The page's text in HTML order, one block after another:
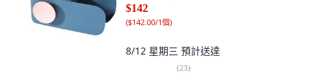
$142
($142.00/1個)
8/12 星期三 預計送達
(23)